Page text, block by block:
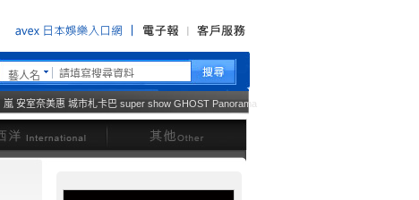
藝人名
嵐 安室奈美惠 城市札卡巴 super show GHOST Panorama
其他